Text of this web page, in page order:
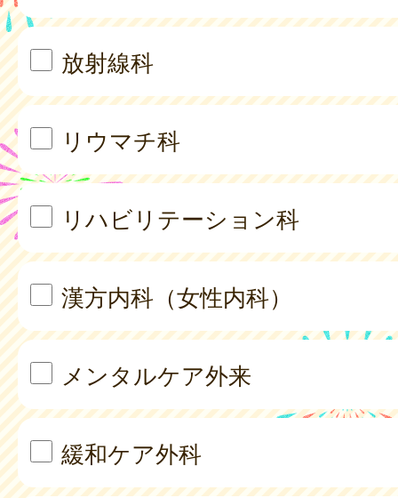
放射線科
リウマチ科
リハビリテーション科
漢方内科（女性内科）
メンタルケア外来
緩和ケア外科